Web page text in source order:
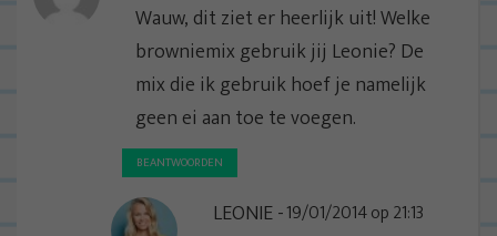
Wauw, dit ziet er heerlijk uit! Welke
browniemix gebruik jij Leonie? De
mix die ik gebruik hoef je namelijk
geen ei aan toe te voegen.
BEANTWOORDEN
LEONIE 19/01/2014 op 21:13